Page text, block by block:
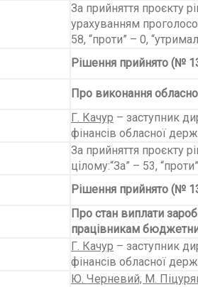
За прийняття проєкту
урахуванням
58, “проти” – 0,
Рішення прийнято (№
Про виконання
Г. Качур – заступник
фінансів обласної
За прийняття проєкту
цілому:“За” – 53,
Рішення прийнято (№
Про стан виплати
працівникам
Г. Качур – заступник
фінансів обласної
Ю. Черневий, М.